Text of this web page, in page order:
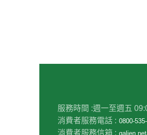
服務時間 :週一至週五
消費者服務電話 : 0800-
消費者服務信箱 :